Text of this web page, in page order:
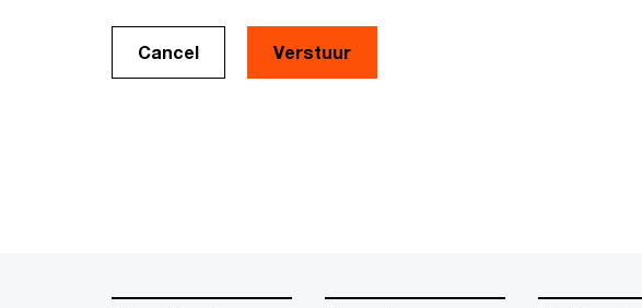
Cancel